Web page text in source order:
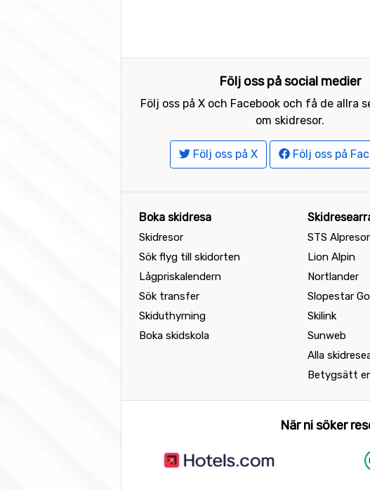
Följ oss på social medier
Följ oss på X och Facebook och få de allra
om skidresor.
Följ oss på X Följ oss på
Boka skidresa
Skidresor
Sök flyg till skidorten
Lågpriskalendern
Sök transfer
Skiduthyrning
Boka skidskola
STS Alpresor
Lion Alpin
Nortlander
Slopestar
Skilink
Sunweb
Alla
Betygsätt
När ni söker